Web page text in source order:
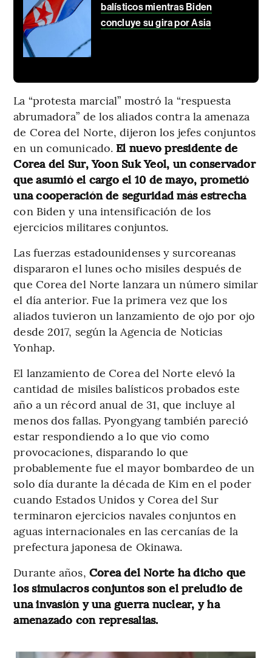
balísticos mientras Biden
concluye su gira por Asia
La “protesta marcial” mostró la “respuesta
abrumadora” de los aliados contra la amenaza
de Corea del Norte, dijeron los jefes conjuntos
en un comunicado. El nuevo presidente de
Corea del Sur, Yoon Suk Yeol, un conservador
que asumió el cargo el 10 de mayo, prometió
una cooperación de seguridad más estrecha
con Biden y una intensificación de los
ejercicios militares conjuntos.
Las fuerzas estadounidenses y surcoreanas
dispararon el lunes ocho misiles después de
que Corea del Norte lanzara un número similar
el día anterior. Fue la primera vez que los
aliados tuvieron un lanzamiento de ojo por ojo
desde 2017, según la Agencia de Noticias
Yonhap.
El lanzamiento de Corea del Norte elevó la
cantidad de misiles balísticos probados este
año a un récord anual de 31, que incluye al
menos dos fallas. Pyongyang también pareció
estar respondiendo a lo que vio como
provocaciones, disparando lo que
probablemente fue el mayor bombardeo de un
solo día durante la década de Kim en el poder
cuando Estados Unidos y Corea del Sur
terminaron ejercicios navales conjuntos en
aguas internacionales en las cercanías de la
prefectura japonesa de Okinawa.
Durante años, Corea del Norte ha dicho que
los simulacros conjuntos son el preludio de
una invasión y una guerra nuclear, y ha
amenazado con represalias.